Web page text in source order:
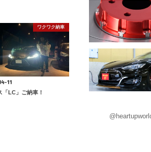
ワクワク納車
11
「LC」ご納車！